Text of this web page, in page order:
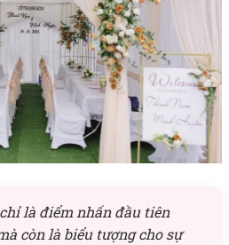
là điểm nhấn đầu tiên
còn là biểu tượng cho sự